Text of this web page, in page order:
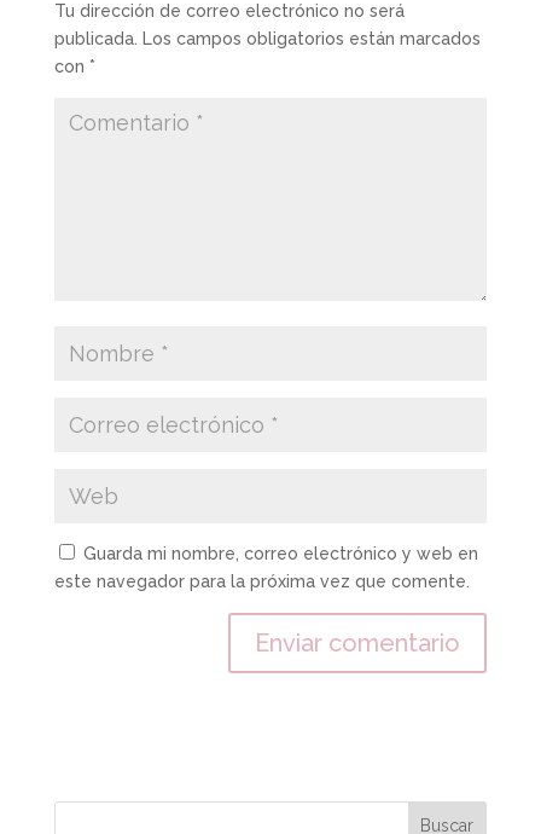
Tu dirección de correo electrónico no será
publicada. Los campos obligatorios están marcados
con *
Guarda mi nombre, correo electrónico y web en
este navegador para la próxima vez que comente.